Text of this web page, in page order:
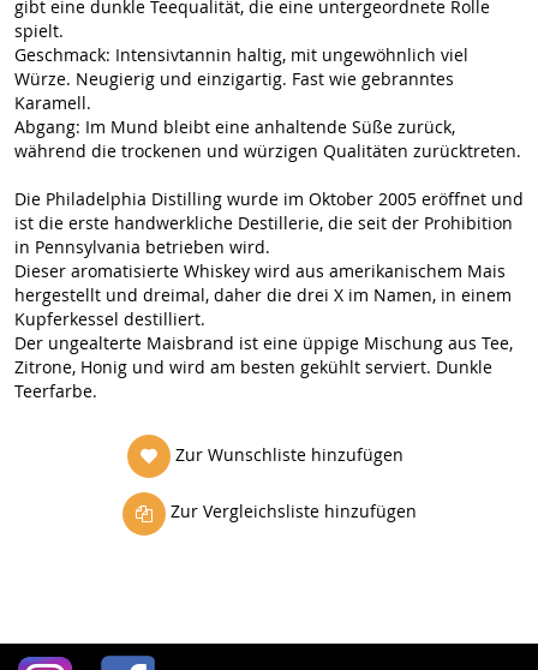
gibt eine dunkle Teequalität, die eine untergeordnete Rolle
spielt.
Geschmack: Intensivtannin haltig, mit ungewöhnlich viel
Würze. Neugierig und einzigartig. Fast wie gebranntes
Karamell.
Abgang: Im Mund bleibt eine anhaltende Süße zurück,
während die trockenen und würzigen Qualitäten zurücktreten.
Die Philadelphia Distilling wurde im Oktober 2005 eröffnet und
ist die erste handwerkliche Destillerie, die seit der Prohibition
in Pennsylvania betrieben wird.
Dieser aromatisierte Whiskey wird aus amerikanischem Mais
hergestellt und dreimal, daher die drei X im Namen, in einem
Kupferkessel destilliert.
Der ungealterte Maisbrand ist eine üppige Mischung aus Tee,
Zitrone, Honig und wird am besten gekühlt serviert. Dunkle
Teerfarbe.
Zur Wunschliste hinzufügen
Zur Vergleichsliste hinzufügen